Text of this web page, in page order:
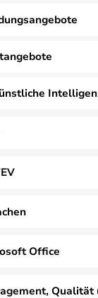
Office
Qualität